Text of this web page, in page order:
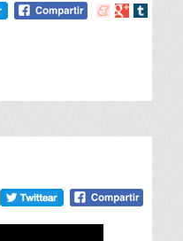
Compartir
Compartir
Compartir